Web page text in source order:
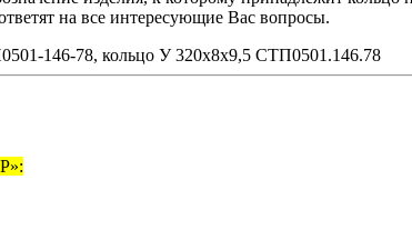
на все интересующие Вас вопросы.
146-78, кольцо У 320х8х9,5 СТП0501.146.78